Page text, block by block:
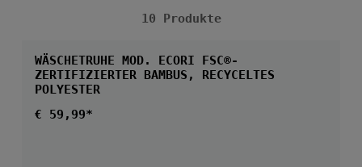
10 Produkte
WÄSCHETRUHE MOD. ECORI FSC®-
ZERTIFIZIERTER BAMBUS, RECYCELTES
POLYESTER
Regulärer Preis:
€ 59,99*